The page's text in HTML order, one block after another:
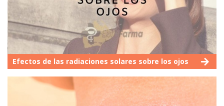
Efectos de las radiaciones solares sobre los ojos